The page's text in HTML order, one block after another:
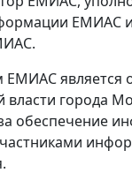
ЕМИАС
является
власти города
обеспечение